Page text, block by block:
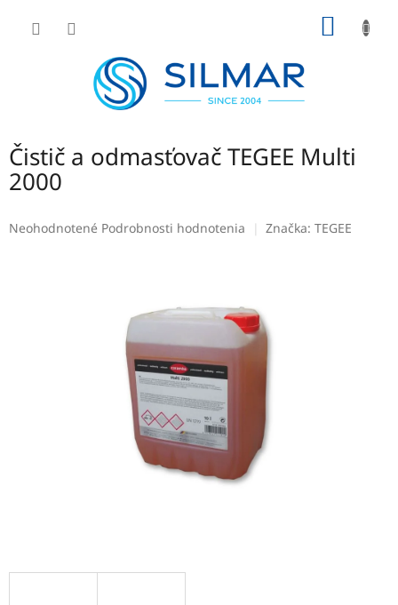
Čistič a odmasťovač TEGEE Multi
2000
Priemerné
Neohodnotené Podrobnosti hodnotenia Značka: TEGEE